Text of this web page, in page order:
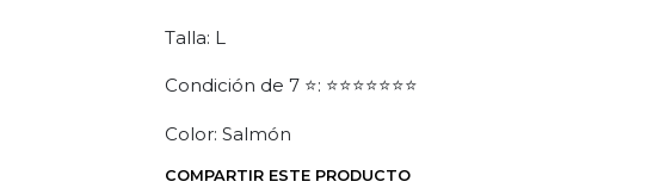
Talla: L
Condición de 7 ⭐: ⭐⭐⭐⭐⭐⭐⭐
Color: Salmón
COMPARTIR ESTE PRODUCTO